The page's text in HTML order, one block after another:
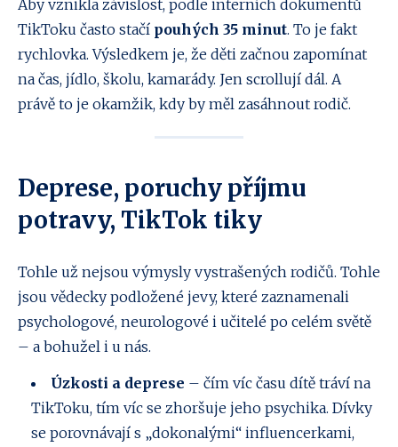
Aby vznikla závislost, podle interních dokumentů
TikToku často stačí pouhých 35 minut. To je fakt
rychlovka. Výsledkem je, že děti začnou zapomínat
na čas, jídlo, školu, kamarády. Jen scrollují dál. A
právě to je okamžik, kdy by měl zasáhnout rodič.
Deprese, poruchy příjmu
potravy, TikTok tiky
Tohle už nejsou výmysly vystrašených rodičů. Tohle
jsou vědecky podložené jevy, které zaznamenali
psychologové, neurologové i učitelé po celém světě
– a bohužel i u nás.
Úzkosti a deprese – čím víc času dítě tráví na
TikToku, tím víc se zhoršuje jeho psychika. Dívky
se porovnávají s „dokonalými“ influencerkami,